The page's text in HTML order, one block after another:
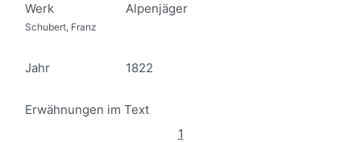
Werk Alpenjäger
Schubert, Franz
Jahr 1822
Erwähnungen im Text
1